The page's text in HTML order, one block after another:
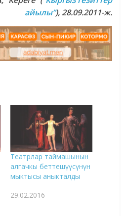
айылы”), 28.09.2011-ж.
Театрлар таймашынын
алгачкы беттешүүсүнүн
мыктысы аныкталды
29.02.2016